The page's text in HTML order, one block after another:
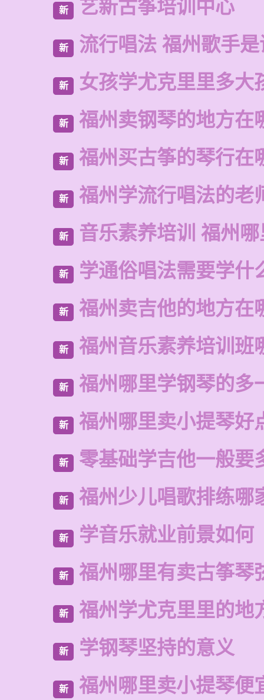
新 艺新古筝培训中心
新 流行唱法 福州歌手
新 女孩学尤克里里多大
新 福州卖钢琴的地方在
新 福州买古筝的琴行在
新 福州学流行唱法的老
新 音乐素养培训 福州
新 学通俗唱法需要学什
新 福州卖吉他的地方在
新 福州音乐素养培训班
新 福州哪里学钢琴的多
新 福州哪里卖小提琴好
新 零基础学吉他一般要
新 福州少儿唱歌排练哪
新 学音乐就业前景如何
新 福州哪里有卖古筝琴
新 福州学尤克里里的地
新 学钢琴坚持的意义
新 福州哪里卖小提琴便